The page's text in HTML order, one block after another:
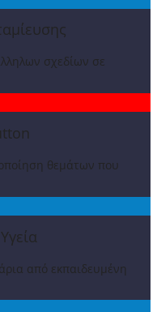
σχεδίων σε
θεμάτων που
από εκπαιδευμένη